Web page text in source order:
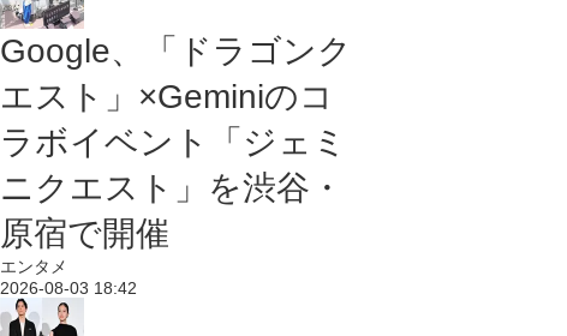
Google、「ドラゴンク
エスト」×Geminiのコ
ラボイベント「ジェミ
ニクエスト」を渋谷・
原宿で開催
エンタメ
2026-08-03 18:42